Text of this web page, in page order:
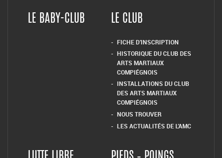
LE BABY-CLUB LE CLUB
FICHE D’INSCRIPTION
HISTORIQUE DU CLUB DES
ARTS MARTIAUX
COMPIÉGNOIS
INSTALLATIONS DU CLUB
DES ARTS MARTIAUX
COMPIÉGNOIS
NOUS TROUVER
LES ACTUALITÉS DE L’AMC